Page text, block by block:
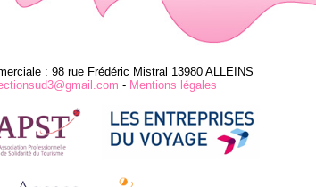
: 98 rue Frédéric Mistral 13980 ALLEINS
- Mentions légales